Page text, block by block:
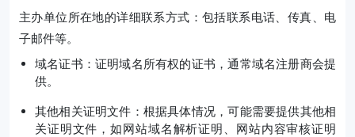
主办单位所在地的详细联系方式：包括联系电话、传真、电
子邮件等。
域名证书：证明域名所有权的证书，通常域名注册商会提
供。
其他相关证明文件：根据具体情况，可能需要提供其他相
关证明文件，如网站域名解析证明、网站内容审核证明